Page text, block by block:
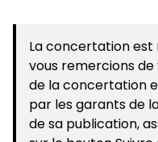
La concertation est
vous remercions
de la concertation
par les garants de
de sa publication,